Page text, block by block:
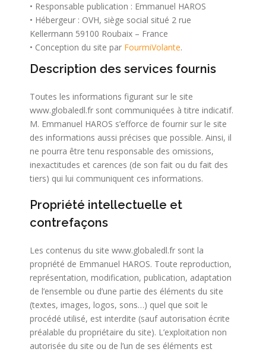
• Responsable publication : Emmanuel HAROS
• Hébergeur : OVH, siège social situé 2 rue
Kellermann 59100 Roubaix – France
• Conception du site par FourmiVolante.
Description des services fournis
Toutes les informations figurant sur le site
www.globaledl.fr sont communiquées à titre indicatif.
M. Emmanuel HAROS s’efforce de fournir sur le site
des informations aussi précises que possible. Ainsi, il
ne pourra être tenu responsable des omissions,
inexactitudes et carences (de son fait ou du fait des
tiers) qui lui communiquent ces informations.
Propriété intellectuelle et
contrefaçons
Les contenus du site www.globaledl.fr sont la
propriété de Emmanuel HAROS. Toute reproduction,
représentation, modification, publication, adaptation
de l’ensemble ou d’une partie des éléments du site
(textes, images, logos, sons…) quel que soit le
procédé utilisé, est interdite (sauf autorisation écrite
préalable du propriétaire du site). L’exploitation non
autorisée du site ou de l’un de ses éléments est